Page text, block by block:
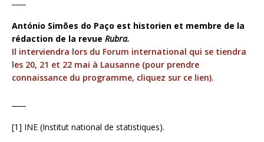
António Simões do Paço est historien et membre de la
rédaction de la revue Rubra.
Il interviendra lors du Forum international qui se tiendra
les 20, 21 et 22 mai à Lausanne (pour prendre
connaissance du programme, cliquez sur ce lien).
[1] INE (Institut national de statistiques).